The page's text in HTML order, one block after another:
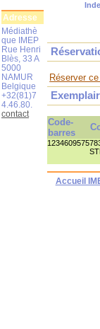
Réserver
Code-
barres
1234609575
Accueil
Adresse
Médiathè
que IMEP
Rue Henri
Blès, 33 A
5000
NAMUR
Belgique
+32(81)7
4.46.80.
contact